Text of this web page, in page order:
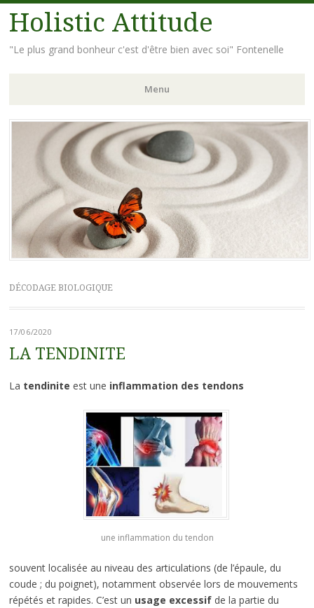
Holistic Attitude
"Le plus grand bonheur c'est d'être bien avec soi" Fontenelle
Menu
Aller
principal
DÉCODAGE BIOLOGIQUE
17/06/2020
LA TENDINITE
La tendinite est une inflammation des tendons
une inflammation du tendon
souvent localisée au niveau des articulations (de l’épaule, du
coude ; du poignet), notamment observée lors de mouvements
répétés et rapides. C’est un usage excessifde la partie du